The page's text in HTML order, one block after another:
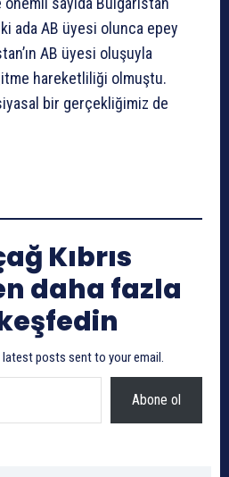
ki ada AB üyesi olunca epey
AB üyesi oluşuyla
hareketliliği olmuştu.
bir gerçekliğimiz de
Kıbrıs
daha fazla
posts sent to your email.
Abone ol